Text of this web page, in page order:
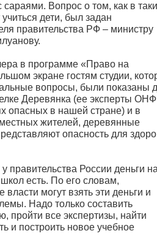
сараями. Вопрос о том, как в
дети, был задан
правительства РФ – министру
в программе «Право на
экране гостям студии,
вопросы, были показаны
Деревянка (ее эксперты ОНФ
опасных в нашей стране) и в
жителей, деревянные
опасность для
правительства России деньги
есть. По его словам,
могут взять эти деньги и
Надо только составить
пройти все экспертизы, найти
и построить новое учебное